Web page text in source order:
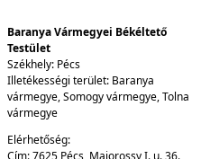
Baranya Vármegyei Békéltető
Testület
Székhely: Pécs
Illetékességi terület: Baranya
vármegye, Somogy vármegye, Tolna
vármegye
Elérhetőség:
Cím: 7625 Pécs, Majorossy I. u. 36.